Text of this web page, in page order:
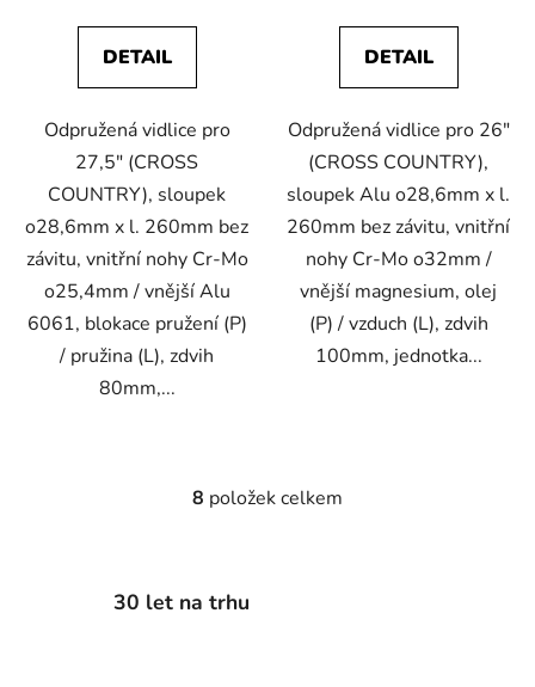
DETAIL
Odpružená vidlice pro
27,5" (CROSS
COUNTRY), sloupek
o28,6mm x l. 260mm bez
závitu, vnitřní nohy Cr-Mo
o25,4mm / vnější Alu
6061, blokace pružení (P)
/ pružina (L), zdvih
80mm,...
DETAIL
Odpružená vidlice pro 26"
(CROSS COUNTRY),
sloupek Alu o28,6mm x l.
260mm bez závitu, vnitřní
nohy Cr-Mo o32mm /
vnější magnesium, olej
(P) / vzduch (L), zdvih
100mm, jednotka...
O
8 položek celkem
30 let na trhu